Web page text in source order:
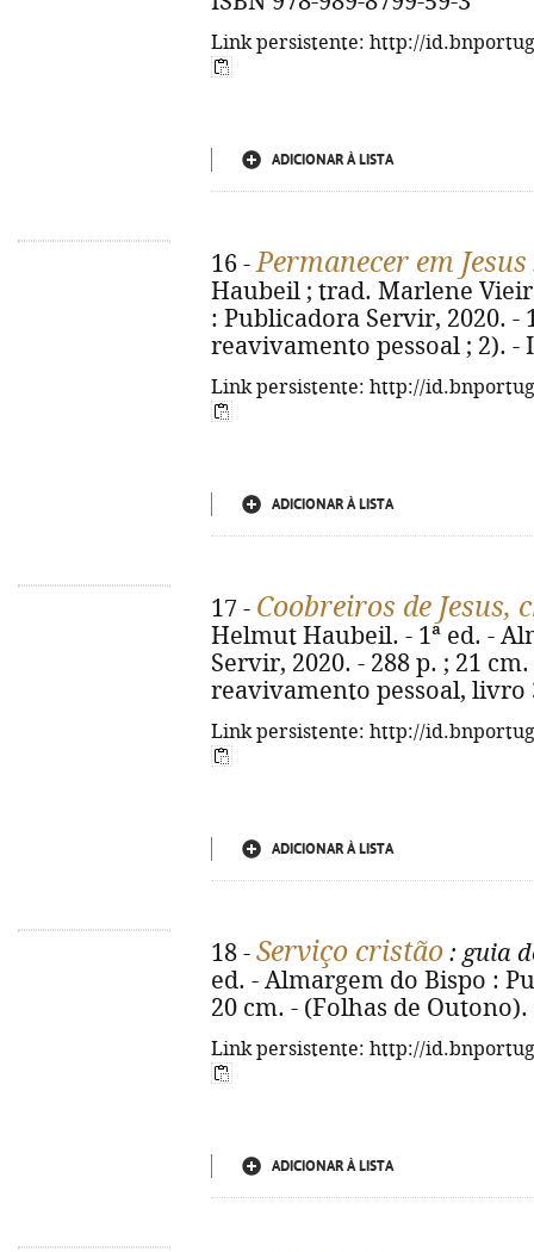
Link persistente: http://
ADICIONAR À LISTA
16 -Permanecer em Jesus
Haubeil ; trad. Marlene
: Publicadora Servir, 2020. -
reavivamento pessoal ; 2). -
Link persistente: http://
ADICIONAR À LISTA
17 - Coobreiros de Jesus,
Helmut Haubeil. - 1ª ed. -
Servir, 2020. - 288 p. ; 21
reavivamento pessoal, livro
Link persistente: http://
ADICIONAR À LISTA
18 - Serviço cristão : guia
ed. - Almargem do Bispo :
20 cm. - (Folhas de Outono).
Link persistente: http://
ADICIONAR À LISTA